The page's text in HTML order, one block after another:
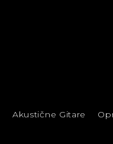
Akustične Gitare